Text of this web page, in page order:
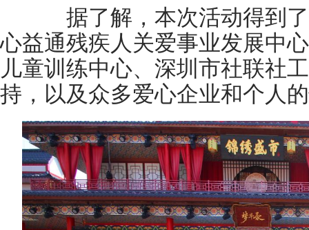
据了解，本次活动得到了
心益通残疾人关爱事业发展中
儿童训练中心、深圳市社联社
持，以及众多爱心企业和个人